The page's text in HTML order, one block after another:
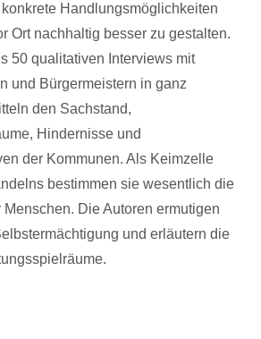
Handlungsmöglichkeiten
Ort nachhaltig besser zu gestalten.
50 qualitativen Interviews mit
und Bürgermeistern in ganz
den Sachstand,
Hindernisse und
der Kommunen. Als Keimzelle
bestimmen sie wesentlich die
Menschen. Die Autoren ermutigen
und erläutern die